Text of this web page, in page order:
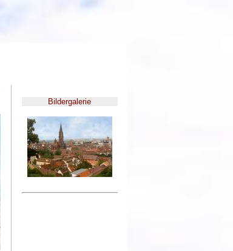
Bildergalerie